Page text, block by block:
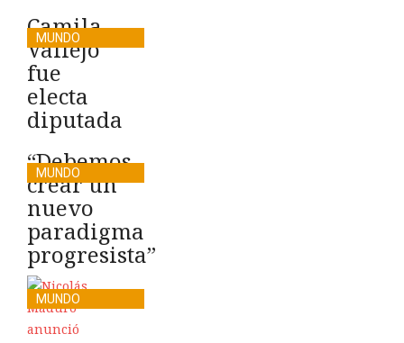
Camila
Vallejo
fue
electa
diputada
MUNDO
“Debemos
crear un
nuevo
paradigma
progresista”
MUNDO
MUNDO